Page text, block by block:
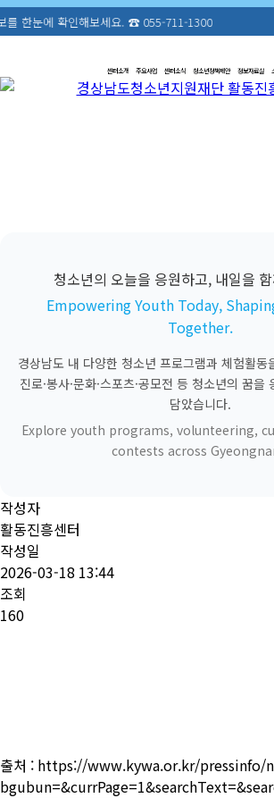
인해보세요. ☎ 055-711-1300
센터소개 주요사업 센터소식 청소년정책제안 정보자료실
청소년의 오늘을 응원하고, 내일을
Empowering Youth Today,
Together.
경상남도 내 다양한 청소년 프로그램과 체험활동
진로·봉사·문화·스포츠·공모전 등 청소년의 꿈
담았습니다.
Explore youth programs, volunteering,
contests across
작성자
활동진흥센터
작성일
2026-03-18 13:44
조회
160
출처 : https://www.kywa.or.kr/pressinfo/